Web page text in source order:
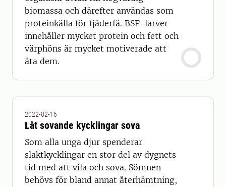
biomassa och därefter användas som
proteinkälla för fjäderfä. BSF-larver
innehåller mycket protein och fett och
värphöns är mycket motiverade att
äta dem.
2022-02-16
Låt sovande kycklingar sova
Som alla unga djur spenderar
slaktkycklingar en stor del av dygnets
tid med att vila och sova. Sömnen
behövs för bland annat återhämtning,